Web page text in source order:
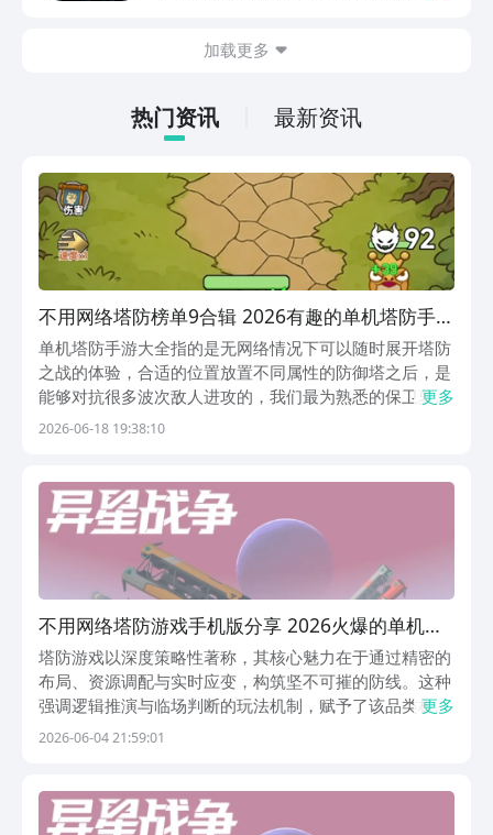
接就可以下载。游戏的上手门槛还是比较
打发无聊的时间，可玩性真的比较高。
加载更多
热门资讯 最新资讯
不用网络塔防榜单9合辑 2026有趣的单机塔防手游
before_1
单机塔防手游大全指的是无网络情况下可以随时展开塔防
之战的体验，合适的位置放置不同属性的防御塔之后，是
能够对抗很多波次敌人进攻的，我们最为熟悉的保卫萝卜
和植物大战僵尸，都采用了最为经典的塔防玩法，而且还
戏...
更多
2026-06-18 19:38:10
不用网络塔防游戏手机版分享 2026火爆的单机塔
防游戏合辑
塔防游戏以深度策略性著称，其核心魅力在于通过精密的
布局、资源调配与实时应变，构筑坚不可摧的防线。这种
强调逻辑推演与临场判断的玩法机制，赋予了该品类极强
的耐玩性与长线生命力，至今仍广受玩家青睐。当前市场
更多
2026-06-04 21:59:01